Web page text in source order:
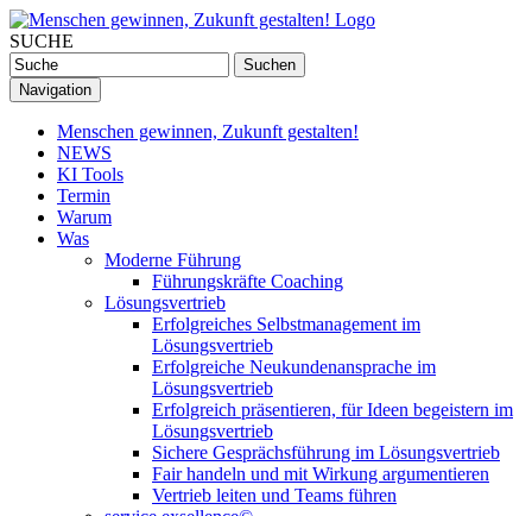
SUCHE
Navigation
Menschen gewinnen, Zukunft gestalten!
NEWS
KI Tools
Termin
Warum
Was
Moderne Führung
Führungskräfte Coaching
Lösungsvertrieb
Erfolgreiches Selbstmanagement im
Lösungsvertrieb
Erfolgreiche Neukundenansprache im
Lösungsvertrieb
Erfolgreich präsentieren, für Ideen begeistern im
Lösungsvertrieb
Sichere Gesprächsführung im Lösungsvertrieb
Fair handeln und mit Wirkung argumentieren
Vertrieb leiten und Teams führen